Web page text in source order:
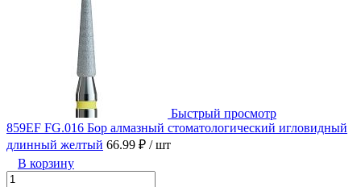
Быстрый просмотр
859EF FG.016 Бор алмазный стоматологический игловидный
длинный желтый 66.99 ₽ / шт
В корзину